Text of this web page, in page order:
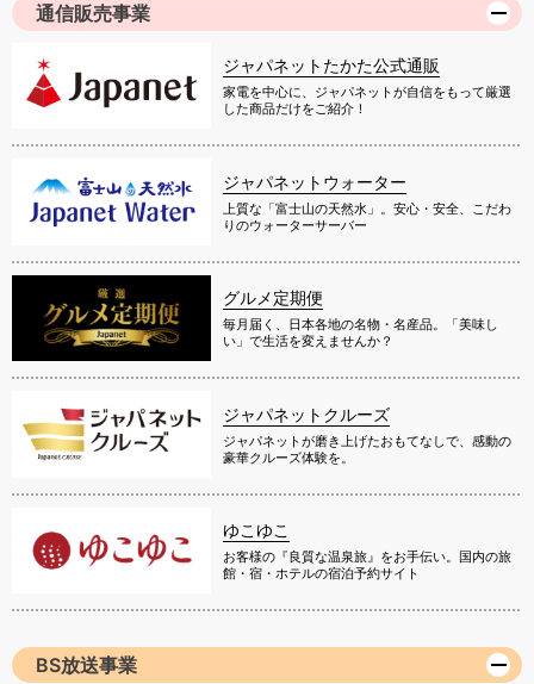
通信販売事業
ジャパネットたかた公式通販
家電を中心に、ジャパネットが自信をもって厳選
した商品だけをご紹介！
ジャパネットウォーター
上質な「富士山の天然水」。安心・安全、こだわ
りのウォーターサーバー
グルメ定期便
毎月届く、日本各地の名物・名産品。「美味し
い」で生活を変えませんか？
ジャパネットクルーズ
ジャパネットが磨き上げたおもてなしで、感動の
豪華クルーズ体験を。
ゆこゆこ
お客様の『良質な温泉旅』をお手伝い。国内の旅
館・宿・ホテルの宿泊予約サイト
BS放送事業